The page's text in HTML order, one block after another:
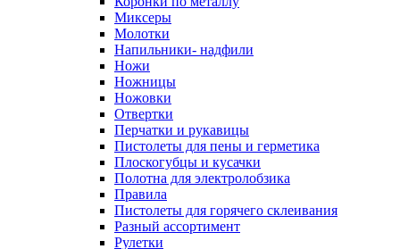
Миксеры
Молотки
Напильники- надфили
Ножи
Ножницы
Ножовки
Отвертки
Перчатки и рукавицы
Пистолеты для пены и герметика
Плоскогубцы и кусачки
Полотна для электролобзика
Правила
Пистолеты для горячего склеивания
Разный ассортимент
Рулетки